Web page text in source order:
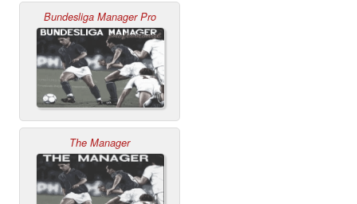
Bundesliga Manager Pro
The Manager